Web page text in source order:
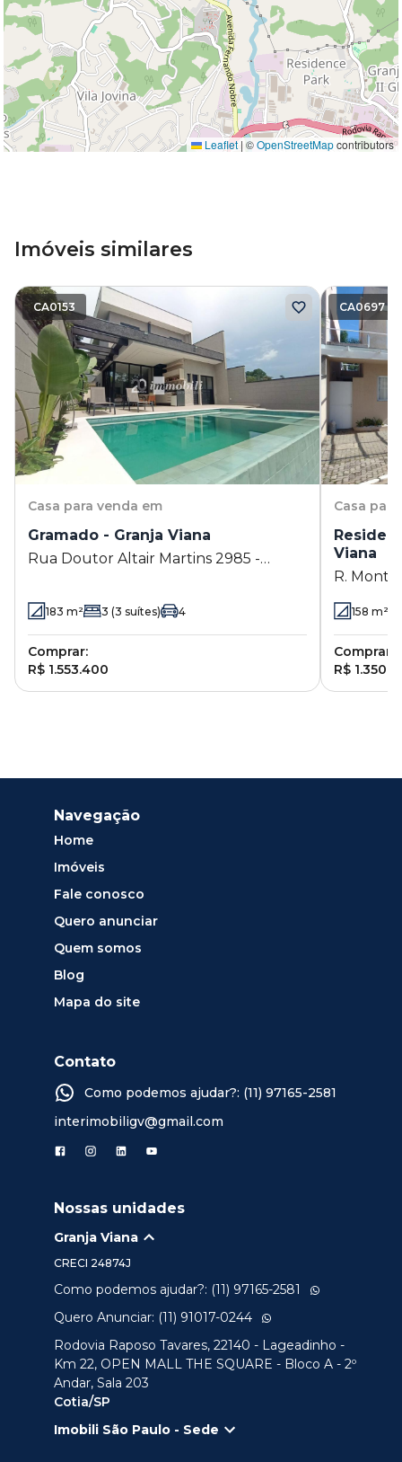
Leaflet | ©OpenStreetMapcontributors
Imóveis similares
CA0153
Casa para venda em
Gramado - Granja Viana
Rua Doutor Altair Martins 2985 -
183 m² 3 (3 suítes) 4
Comprar:
R$ 1.553.400
CA0697
Casa
Viana
R.
Cotia - SP
158 m²
Comprar:
R$
Navegação
Home
Imóveis
Fale conosco
Quero anunciar
Quem somos
Blog
Mapa do site
Contato
Como podemos ajudar?: (11) 97165-2581
interimobiligv@gmail.com
Nossas unidades
Granja Viana
CRECI 24874J
Como podemos ajudar?: (11) 97165-2581
Quero Anunciar: (11) 91017-0244
Rodovia Raposo Tavares, 22140 - Lageadinho -
Km 22, OPEN MALL THE SQUARE - Bloco A - 2º
Andar, Sala 203
Cotia/SP
Imobili São Paulo - Sede